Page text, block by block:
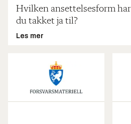
Hvilken ansettelsesform har
du takket ja til?
Les mer